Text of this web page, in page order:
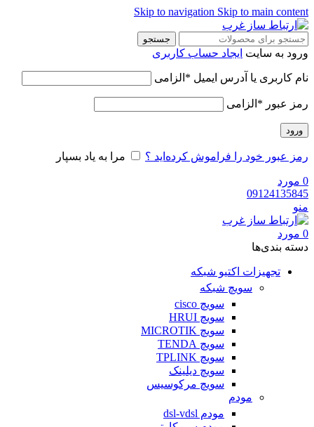
Skip to navigation Skip to main content
جستجو
ورود به سایت ایجاد حساب کاربری
نام کاربری یا آدرس ایمیل * الزامی
رمز عبور * الزامی
ورود
رمز عبور خود را فراموش کرده‌اید ؟ مرا به یاد بسپار
0 مورد
09124135845
منو
0 مورد
دسته‌ بندی‌ها
تجهیزات اکتیو شبکه
سویچ شبکه
سویچ cisco
سویچ HRUI
سویچ MICROTIK
سویچ TENDA
سویچ TPLINK
سویچ دیلینک
سویچ مرکوسیس
مودم
مودم dsl-vdsl